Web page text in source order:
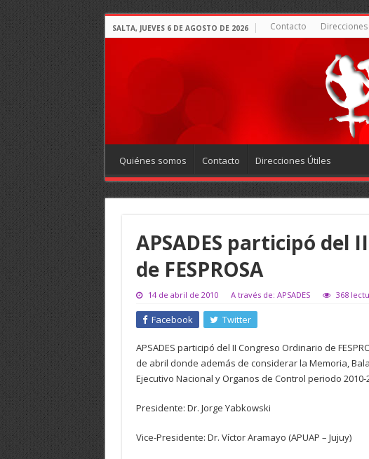
SALTA, JUEVES 6 DE AGOSTO DE 2026 Contacto
Quiénes somos Contacto Direcciones Útiles
APSADES participó del
de FESPROSA
14 de abril de 2010 A través de: APSADES 368
Facebook Twitter
APSADES participó del II Congreso Ordinario de
de abril donde además de considerar la Memoria,
Ejecutivo Nacional y Organos de Control periodo
Presidente: Dr. Jorge Yabkowski
Vice-Presidente: Dr. Víctor Aramayo (APUAP – Jujuy)